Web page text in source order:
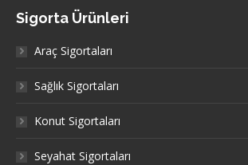
Sigorta Ürünleri
Araç Sigortaları
Sağlık Sigortaları
Konut Sigortaları
Seyahat Sigortaları